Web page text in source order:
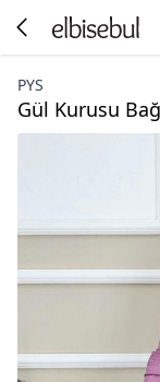
PYS
Gül Kurusu